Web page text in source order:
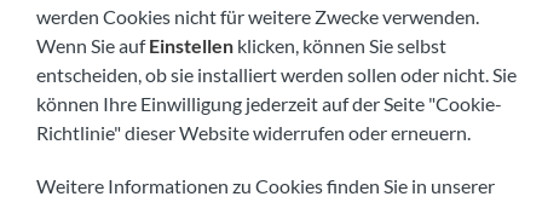
Besuchen Sie uns bald unter:
werden Cookies nicht für weitere Zwecke verwenden.
Wenn Sie aufEinstellen klicken, können Sie selbst
entscheiden, ob sie installiert werden sollen oder nicht. Sie
können Ihre Einwilligung jederzeit auf der Seite "Cookie-
Richtlinie" dieser Website widerrufen oder erneuern.
Weitere Informationen zu Cookies finden Sie in unserer